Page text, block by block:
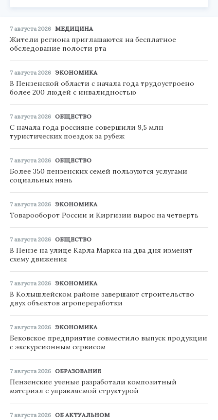
7 августа 2026 МЕДИЦИНА
Жители региона приглашаются на бесплатное
обследование полости рта
7 августа 2026 ЭКОНОМИКА
В Пензенской области с начала года трудоустроено
более 200 людей с инвалидностью
7 августа 2026 ОБЩЕСТВО
С начала года россияне совершили 9,5 млн
туристических поездок за рубеж
7 августа 2026 ОБЩЕСТВО
Более 350 пензенских семей пользуются услугами
социальных нянь
7 августа 2026 ЭКОНОМИКА
Товарооборот России и Киргизии вырос на четверть
7 августа 2026 ОБЩЕСТВО
В Пензе на улице Карла Маркса на два дня изменят
схему движения
7 августа 2026 ЭКОНОМИКА
В Колышлейском районе завершают строительство
двух объектов агропереработки
7 августа 2026 ЭКОНОМИКА
Бековское предприятие совместило выпуск продукции
с экскурсионным сервисом
7 августа 2026 ОБРАЗОВАНИЕ
Пензенские ученые разработали композитный
материал с управляемой структурой
7 августа 2026 ОБ АКТУАЛЬНОМ